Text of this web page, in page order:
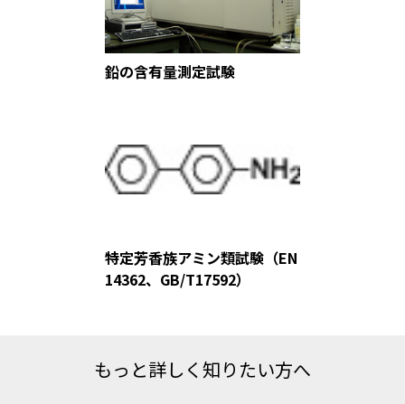
鉛の含有量測定試験
特定芳香族アミン類試験（EN
14362、GB/T17592）
もっと詳しく知りたい方へ